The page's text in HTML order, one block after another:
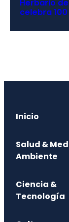
Herbario
celebra
Inicio
Salud &
Ambiente
Ciencia &
Tecnología